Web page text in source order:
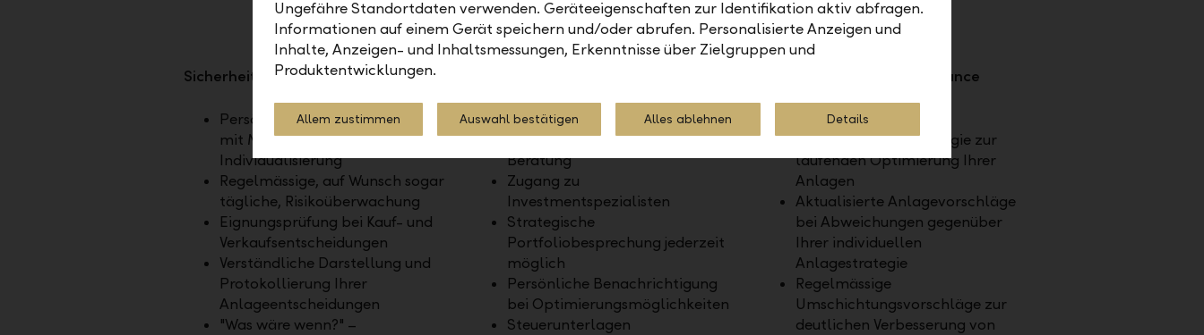
Sicherheit und Überwachung
Persönliche Anlagestrategie
mit Möglichkeit zur
Individualisierung
Regelmässige, auf Wunsch sogar
tägliche, Risikoüberwachung
Eignungsprüfung bei Kauf- und
Verkaufsentscheidungen
Verständliche Darstellung und
Protokollierung Ihrer
Anlageentscheidungen
"Was wäre wenn?" –
Individuell auf Sie
abgestimmte, persönliche
Beratung
Zugang zu
Investmentspezialisten
Strategische
Portfoliobesprechung jederzeit
möglich
Persönliche Benachrichtigung
bei Optimierungsmöglichkeiten
Steuerunterlagen
Optimierung und Performance
Einsatz innovativer
Informationstechnologie zur
laufenden Optimierung Ihrer
Anlagen
Aktualisierte Anlagevorschläge
bei Abweichungen gegenüber
Ihrer individuellen
Anlagestrategie
Regelmässige
Umschichtungsvorschläge zur
deutlichen Verbesserung von
Ungefähre Standortdaten verwenden. Geräteeigenschaften zur Identifikation aktiv abfragen.
Informationen auf einem Gerät speichern und/oder abrufen. Personalisierte Anzeigen und
Inhalte, Anzeigen- und Inhaltsmessungen, Erkenntnisse über Zielgruppen und
Produktentwicklungen.
Allem zustimmen Auswahl bestätigen Alles ablehnen Details